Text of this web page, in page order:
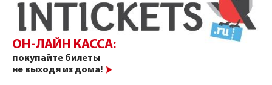
ОН-ЛАЙН КАССА:
покупайте билеты
не выходя из дома!